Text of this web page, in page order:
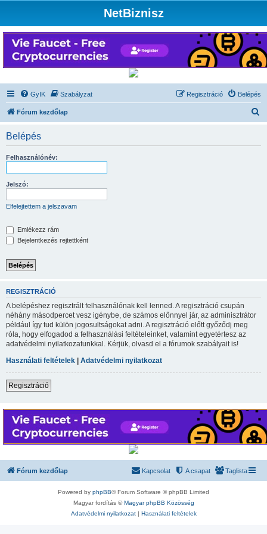
NetBiznisz
GyIK Szabályzat Belépés
Regisztráció
Fórum kezdőlap
Belépés
Felhasználónév:
Jelszó:
Elfelejtettem a jelszavam
Emlékezz rám
Bejelentkezés rejtettként
REGISZTRÁCIÓ
A belépéshez regisztrált felhasználónak kell lenned. A regisztráció csupán
néhány másodpercet vesz igénybe, de számos előnnyel jár, az adminisztrátor
például így tud külön jogosultságokat adni. A regisztráció előtt győződj meg
róla, hogy elfogadod a felhasználási feltételeinket, valamint egyetértesz az
adatvédelmi nyilatkozatunkkal. Kérjük, olvasd el a fórumok szabályait is!
Használati feltételek | Adatvédelmi nyilatkozat
Regisztráció
Fórum kezdőlap Taglista
A csapat
Kapcsolat
Powered by phpBB® Forum Software © phpBB Limited
Magyar fordítás ©Magyar phpBB Közösség
Adatvédelmi nyilatkozat| Használati feltételek